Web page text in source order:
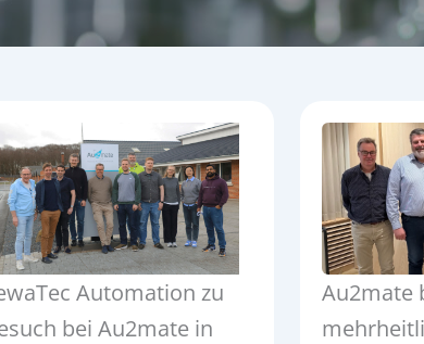
Automation zu
bei Au2mate in
Au2mate